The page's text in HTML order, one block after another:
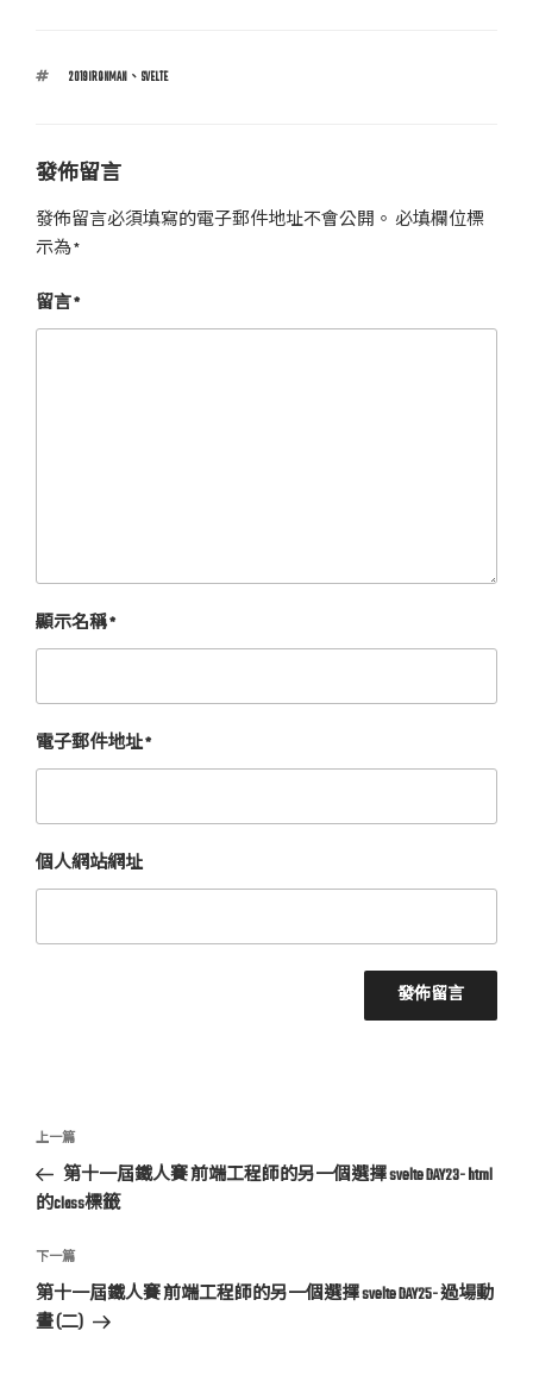
標
2019IRONMAN、 SVELTE
發佈留言
發佈留言必須填寫的電子郵件地址不會公開。 必填欄位標
示為*
留言*
顯示名稱*
電子郵件地址*
個人網站網址
文
導
上
一
篇
章
上一篇
第十一屆鐵人賽 前端工程師的另一個選擇 svelte DAY23- html
的class標籤
下
一
篇
下一篇
第十一屆鐵人賽 前端工程師的另一個選擇 svelte DAY25- 過場動
畫 (二)